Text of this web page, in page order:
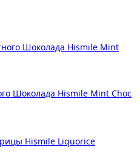
Шоколада Hismile Mint Choc